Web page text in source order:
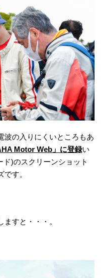
波の入りにくいところもあ
Motor Web」に登録い
)のスクリーンショット
す。
すと・・・。